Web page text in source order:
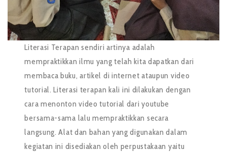
Literasi Terapan sendiri artinya adalah
mempraktikkan ilmu yang telah kita dapatkan dari
membaca buku, artikel di internet ataupun video
tutorial. Literasi terapan kali ini dilakukan dengan
cara menonton video tutorial dari youtube
bersama-sama lalu mempraktikkan secara
langsung. Alat dan bahan yang digunakan dalam
kegiatan ini disediakan oleh perpustakaan yaitu